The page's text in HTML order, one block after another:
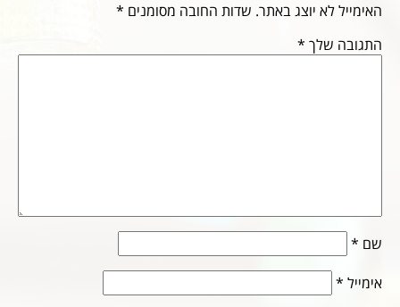
האימייל לא יוצג באתר. שדות החובה מסומנים *
התגובה שלך *
שם *
אימייל *